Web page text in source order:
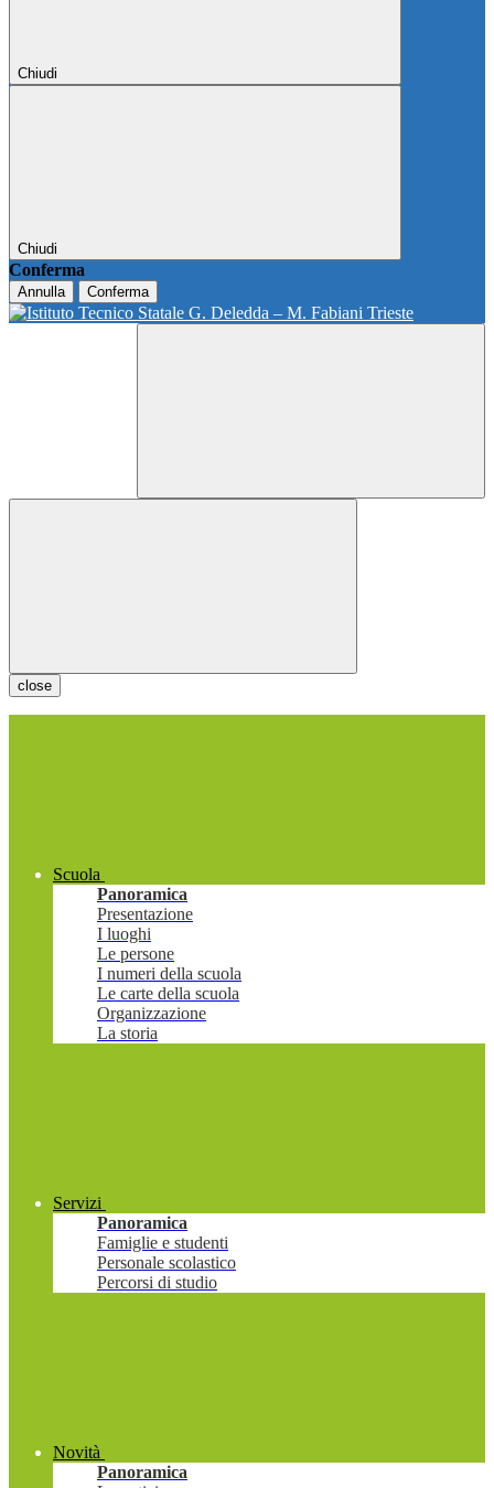
Chiudi
Chiudi
Conferma
Annulla Conferma
close
Scuola
Panoramica
Presentazione
I luoghi
Le persone
I numeri della scuola
Le carte della scuola
Organizzazione
La storia
Servizi
Panoramica
Famiglie e studenti
Personale scolastico
Percorsi di studio
Novità
Panoramica